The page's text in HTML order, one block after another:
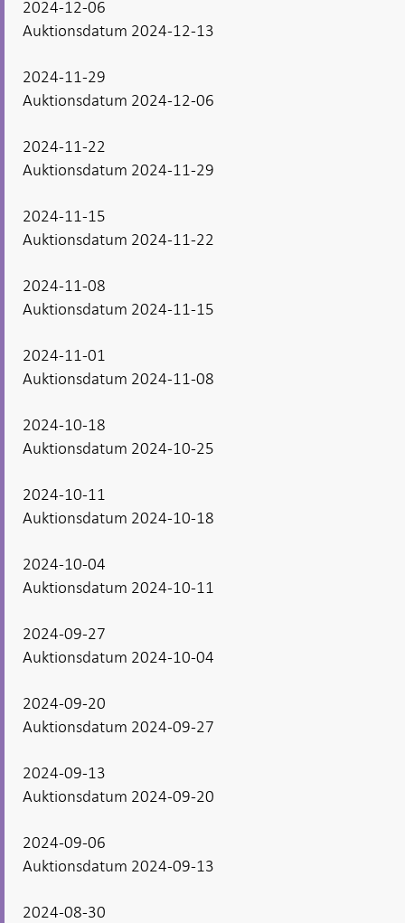
2024-12-06
Auktionsdatum 2024-12-13
2024-11-29
Auktionsdatum 2024-12-06
2024-11-22
Auktionsdatum 2024-11-29
2024-11-15
Auktionsdatum 2024-11-22
2024-11-08
Auktionsdatum 2024-11-15
2024-11-01
Auktionsdatum 2024-11-08
2024-10-18
Auktionsdatum 2024-10-25
2024-10-11
Auktionsdatum 2024-10-18
2024-10-04
Auktionsdatum 2024-10-11
2024-09-27
Auktionsdatum 2024-10-04
2024-09-20
Auktionsdatum 2024-09-27
2024-09-13
Auktionsdatum 2024-09-20
2024-09-06
Auktionsdatum 2024-09-13
2024-08-30